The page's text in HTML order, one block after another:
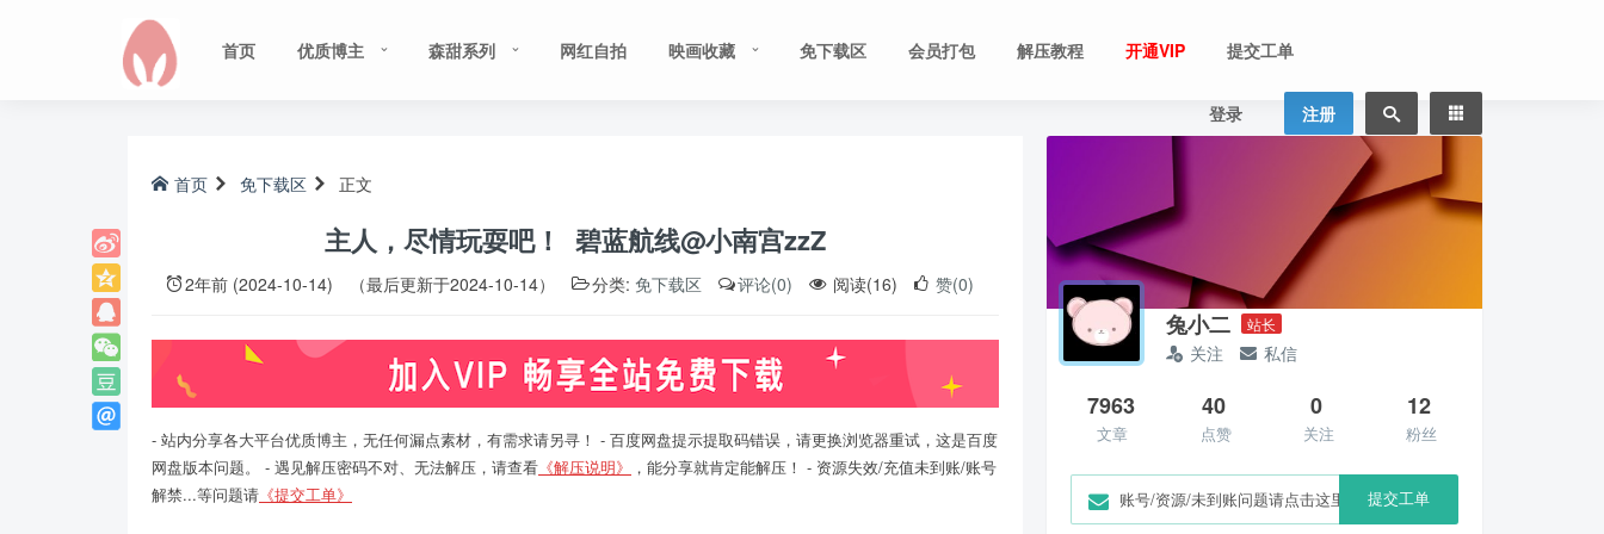
首页 优质博主 森甜系列 网红自拍 映画收藏 免下载区 会员打包 解压教程 开通VIP 提交工单
登录 注册
首页 免下载区 正文
主人，尽情玩耍吧！ ​​​ 碧蓝航线@小南宫zzZ
2年前 (2024-10-14) （最后更新于2024-10-14） 分类: 免下载区 评论(0) 阅读(16) 赞(0)
- 站内分享各大平台优质博主，无任何漏点素材，有需求请另寻！ - 百度网盘提示提取码错误，请更换浏览器重试，这是百度
网盘版本问题。 - 遇见解压密码不对、无法解压，请查看 《解压说明》
，能分享就肯定能解压！ - 资源失效/充值未到账/账号
解禁...等问题请 《提交工单》
兔小二 站长
关注 私信
7963
文章
40
点赞
0
关注
12
粉丝
账号/资源/未到账问题请点击这里 提交工单